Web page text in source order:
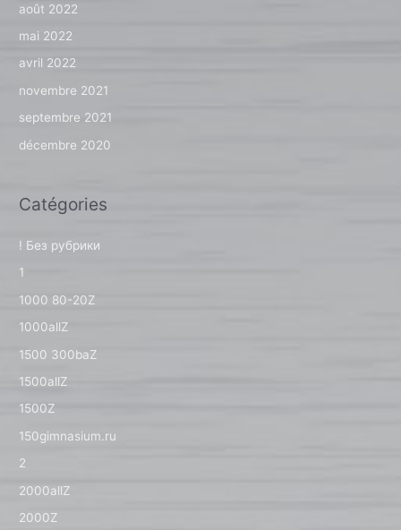
août 2022
mai 2022
avril 2022
novembre 2021
septembre 2021
décembre 2020
Catégories
! Без рубрики
1
1000 80-20Z
1000allZ
1500 300baZ
1500allZ
1500Z
150gimnasium.ru
2
2000allZ
2000Z